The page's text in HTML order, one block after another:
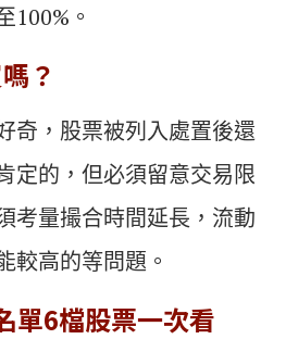
100%。
？
奇，股票被列入處置後還
定的，但必須留意交易限
考量撮合時間延長，流動
較高的等問題。
單6檔股票一次看